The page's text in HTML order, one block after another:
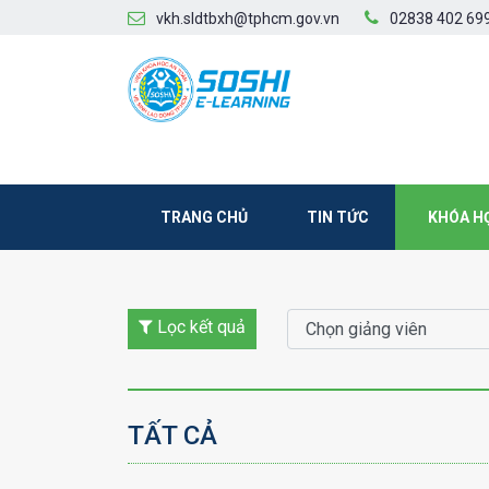
vkh.sldtbxh@tphcm.gov.vn 02838 402
TRANG CHỦ TIN TỨC KHÓA
Lọc kết quả
TẤT CẢ